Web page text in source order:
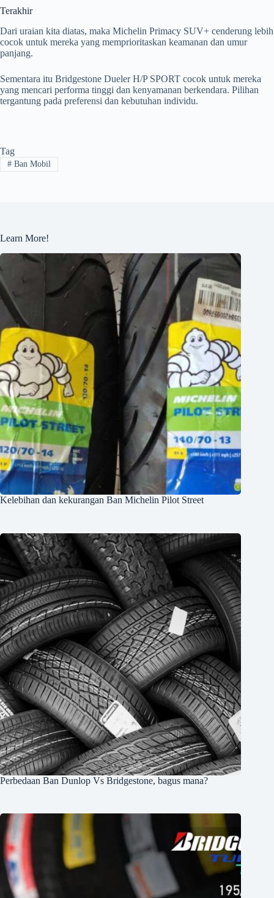
Terakhir
Dari uraian kita diatas, maka Michelin Primacy SUV+ cenderung lebih
cocok untuk mereka yang memprioritaskan keamanan dan umur
panjang.
Sementara itu Bridgestone Dueler H/P SPORT cocok untuk mereka
yang mencari performa tinggi dan kenyamanan berkendara. Pilihan
tergantung pada preferensi dan kebutuhan individu.
Tag
#Ban Mobil
Learn More!
Kelebihan dan kekurangan Ban Michelin Pilot Street
Perbedaan Ban Dunlop Vs Bridgestone, bagus mana?